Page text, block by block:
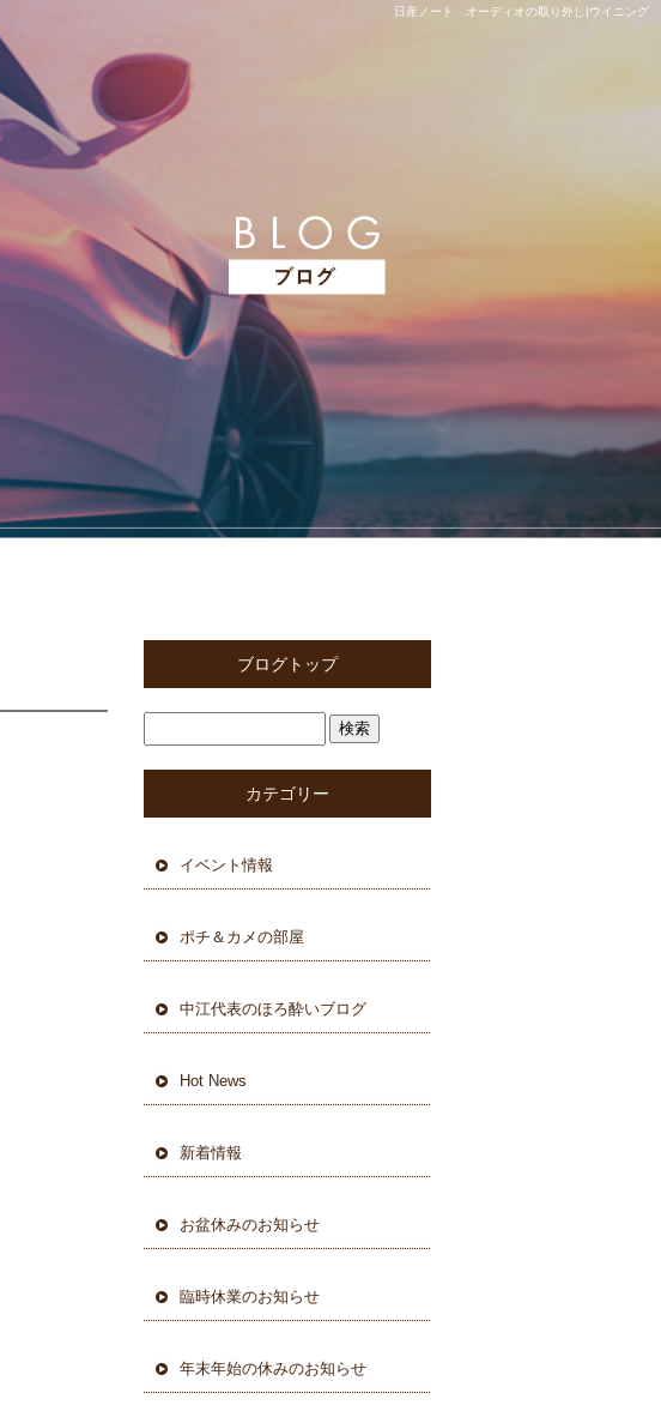
日産ノート オーディオの取り外し|ウイニング
ブログトップ
カテゴリー
イベント情報
ポチ＆カメの部屋
中江代表のほろ酔いブログ
Hot News
新着情報
お盆休みのお知らせ
臨時休業のお知らせ
年末年始の休みのお知らせ